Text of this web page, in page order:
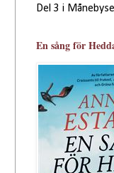
Del 3 i
En sång för